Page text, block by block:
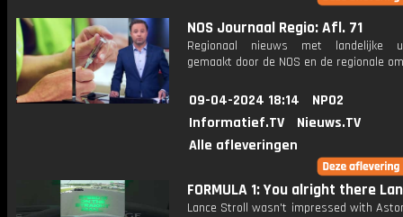
NOS Journaal Regio: Afl. 71
Regionaal nieuws met landelijke
gemaakt door de NOS en de regionale
09-04-2024 18:14
NPO2
Informatief.TV
Nieuws.TV
Alle afleveringen
FORMULA 1: You alright there
Lance Stroll wasn't impressed with